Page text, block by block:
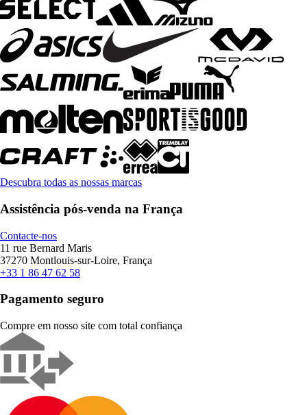
Descubra todas as nossas marcas
Assistência pós-venda na França
Contacte-nos
11 rue Bernard Maris
37270 Montlouis-sur-Loire, França
+33 1 86 47 62 58
Pagamento seguro
Compre em nosso site com total confiança